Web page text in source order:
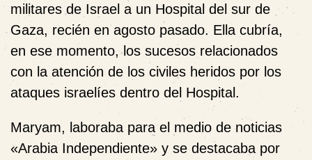
militares de Israel a un Hospital del sur de
Gaza, recién en agosto pasado. Ella cubría,
en ese momento, los sucesos relacionados
con la atención de los civiles heridos por los
ataques israelíes dentro del Hospital.
Maryam, laboraba para el medio de noticias
«Arabia Independiente» y se destacaba por